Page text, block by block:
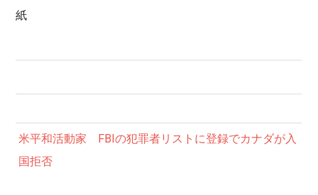
紙
米平和活動家 FBIの犯罪者リストに登録でカナダが入
国拒否